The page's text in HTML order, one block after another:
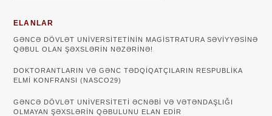
ELANLAR
GƏNCƏ DÖVLƏT UNIVERSITETININ MAGISTRATURA SƏVIYYƏSINƏ
QƏBUL OLAN ŞƏXSLƏRIN NƏZƏRINƏ!
DOKTORANTLARIN VƏ GƏNC TƏDQİQATÇILARIN RESPUBLİKA
ELMİ KONFRANSI (NASCO29)
GƏNCƏ DÖVLƏT UNIVERSITETI ƏCNƏBI VƏ VƏTƏNDAŞLIĞI
OLMAYAN ŞƏXSLƏRIN QƏBULUNU ELAN EDIR